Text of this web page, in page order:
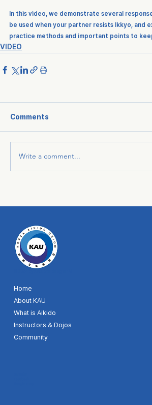
In this video, we demonstrate several
be used when your partner resists Ikkyo, and
practice methods and important points to
VIDEO
Comments
Write a comment...
Home
About KAU
What is Aikido
Instructors & Dojos
Community